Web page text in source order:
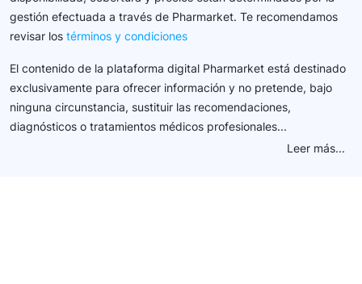
gestión efectuada a través de Pharmarket. Te recomendamos
revisar los términos y condiciones
El contenido de la plataforma digital Pharmarket está destinado
exclusivamente para ofrecer información y no pretende, bajo
ninguna circunstancia, sustituir las recomendaciones,
diagnósticos o tratamientos médicos profesionales...
Leer más...